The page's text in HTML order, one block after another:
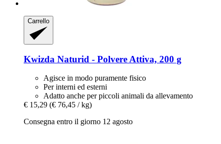
Carrello
Kwizda Naturid -​ Polvere Attiva, 200 g
Agisce in modo puramente fisico
Per interni ed esterni
Adatto anche per piccoli animali da allevamento
€ 15,29 (€ 76,45 / kg)
Consegna entro il giorno 12 agosto